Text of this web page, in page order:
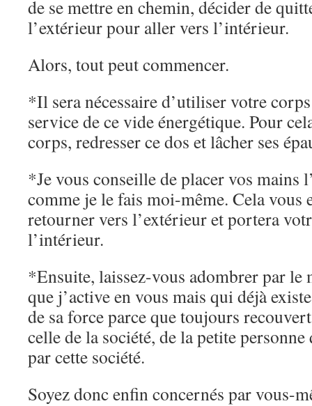
de se mettre en chemin, décider de
l’extérieur pour aller vers l’intérieur.
Alors, tout peut commencer.
*Il sera nécessaire d’utiliser votre
service de ce vide énergétique. Pour
corps, redresser ce dos et lâcher ses
*Je vous conseille de placer vos mains
comme je le fais moi-même. Cela vous
retourner vers l’extérieur et portera
l’intérieur.
*Ensuite, laissez-vous adombrer par le
que j’active en vous mais qui déjà
de sa force parce que toujours
celle de la société, de la petite
par cette société.
Soyez donc enfin concernés par vous-